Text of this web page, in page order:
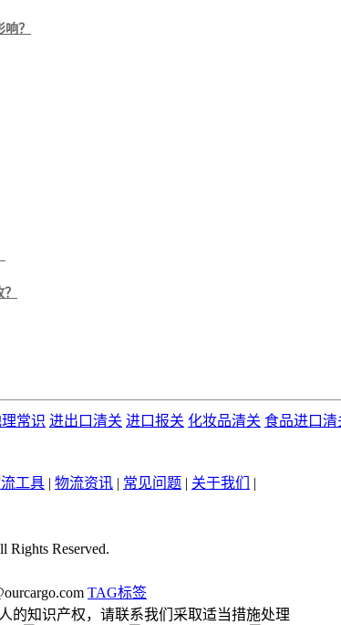
？
常识 进出口清关 进口报关 化妆品清关 食品进口清
工具 | 物流资讯 | 常见问题 | 关于我们
|
Rights Reserved.
TAG标签
的知识产权，请联系我们采取适当措施处理